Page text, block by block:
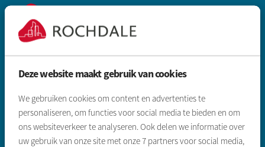
Deze website maakt gebruik van cookies
We gebruiken cookies om content en advertenties te
personaliseren, om functies voor social media te bieden en om
ons websiteverkeer te analyseren. Ook delen we informatie over
uw gebruik van onze site met onze7 partners voor social media,
Sociale huurwoning
Vrije sector huurwoning